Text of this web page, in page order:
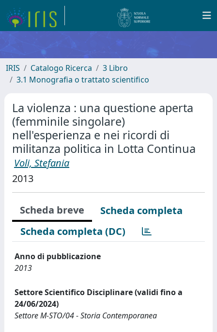
IRIS Catalogo Ricerca
3 Libro
3.1 Monografia o trattato scientifico
La violenza : una questione aperta
(femminile singolare)
nell'esperienza e nei ricordi di
militanza politica in Lotta Continua
Voli, Stefania
2013
Scheda breve
Scheda completa
Scheda completa (DC)
Anno di pubblicazione
2013
Settore Scientifico Disciplinare (validi fino a
24/06/2024)
Settore M-STO/04 - Storia Contemporanea